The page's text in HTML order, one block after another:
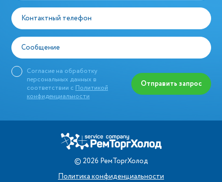
Контактный телефон
Сообщение
Согласие на обработку
персональных данных в
соответствии с Политикой
конфиденциальности
Отправить запрос
© 2026 РемТоргХолод
Политика конфиденциальности